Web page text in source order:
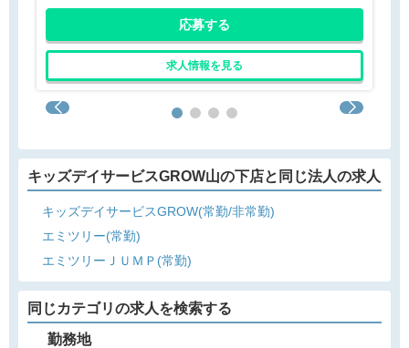
応募する
求人情報を見る
キッズデイサービスGROW山の下店と同じ法人の求人
キッズデイサービスGROW(常勤/非常勤)
エミツリー(常勤)
エミツリーＪＵＭＰ(常勤)
同じカテゴリの求人を検索する
勤務地